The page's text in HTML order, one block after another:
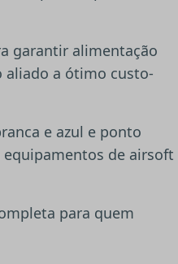
garantir alimentação
aliado a ótimo custo-
e azul e ponto
de airsoft
para quem